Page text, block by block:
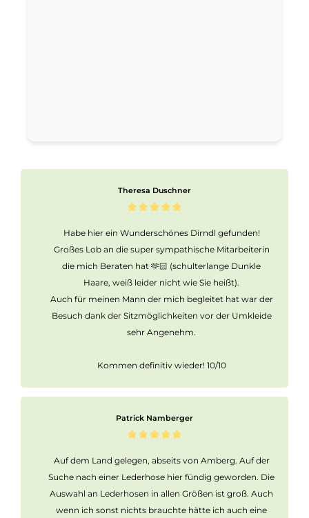
Theresa Duschner
Habe hier ein Wunderschönes Dirndl gefunden!
Großes Lob an die super sympathische Mitarbeiterin
die mich Beraten hat 🫶🏻 (schulterlange Dunkle
Haare, weiß leider nicht wie Sie heißt).
Auch für meinen Mann der mich begleitet hat war der
Besuch dank der Sitzmöglichkeiten vor der Umkleide
sehr Angenehm.
Kommen definitiv wieder! 10/10
Patrick Namberger
Auf dem Land gelegen, abseits von Amberg. Auf der
Suche nach einer Lederhose hier fündig geworden. Die
Auswahl an Lederhosen in allen Größen ist groß. Auch
wenn ich sonst nichts brauchte hätte ich auch eine